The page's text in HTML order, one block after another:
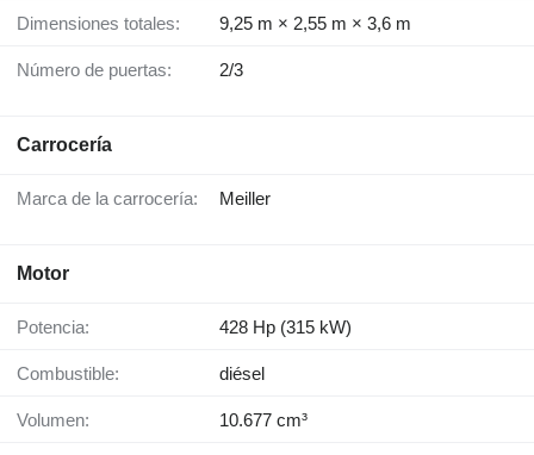
Dimensiones totales: 9,25 m × 2,55 m × 3,6 m
Número de puertas: 2/3
Carrocería
Marca de la carrocería: Meiller
Motor
Potencia: 428 Hp (315 kW)
Combustible: diésel
Volumen: 10.677 cm³